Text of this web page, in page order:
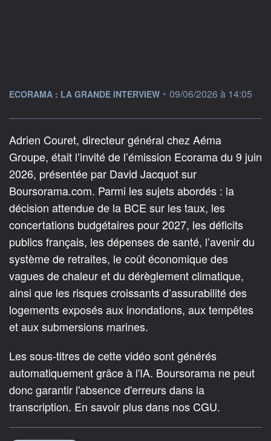
information fournie par
ECORAMA : LA GRANDE INTERVIEW • 09/06/2026 à 14:05
Adrien Couret, directeur général chez Aéma
Groupe, était l’invité de l’émission Ecorama du 9 juin
2026, présentée par David Jacquot sur
Boursorama.com. Parmi les sujets abordés : la
décision attendue de la BCE sur les taux, les
concertations budgétaires pour 2027, les déficits
publics français, les dépenses de santé, l’avenir du
système de retraites, le coût économique des
vagues de chaleur et du dérèglement climatique,
ainsi que les risques croissants d’assurabilité des
logements exposés aux inondations, aux tempêtes
et aux submersions marines.
Les sous-titres de cette vidéo sont générés
automatiquement grâce à l'IA. Boursorama ne peut
donc garantir l'absence d'erreurs dans la
transcription. En savoir plus dans nos CGU.